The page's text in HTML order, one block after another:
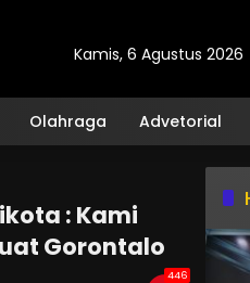
Kamis, 6 Agustus 2026
Olahraga Advetorial
: Kami
Gorontalo
446